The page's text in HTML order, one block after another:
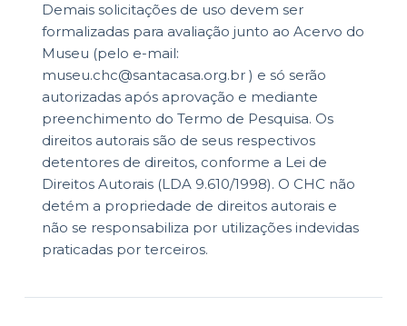
Demais solicitações de uso devem ser
formalizadas para avaliação junto ao Acervo do
Museu (pelo e-mail:
museu.chc@santacasa.org.br ) e só serão
autorizadas após aprovação e mediante
preenchimento do Termo de Pesquisa. Os
direitos autorais são de seus respectivos
detentores de direitos, conforme a Lei de
Direitos Autorais (LDA 9.610/1998). O CHC não
detém a propriedade de direitos autorais e
não se responsabiliza por utilizações indevidas
praticadas por terceiros.